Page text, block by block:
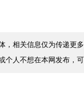
，相关信息仅为传递更
人不想在本网发布，